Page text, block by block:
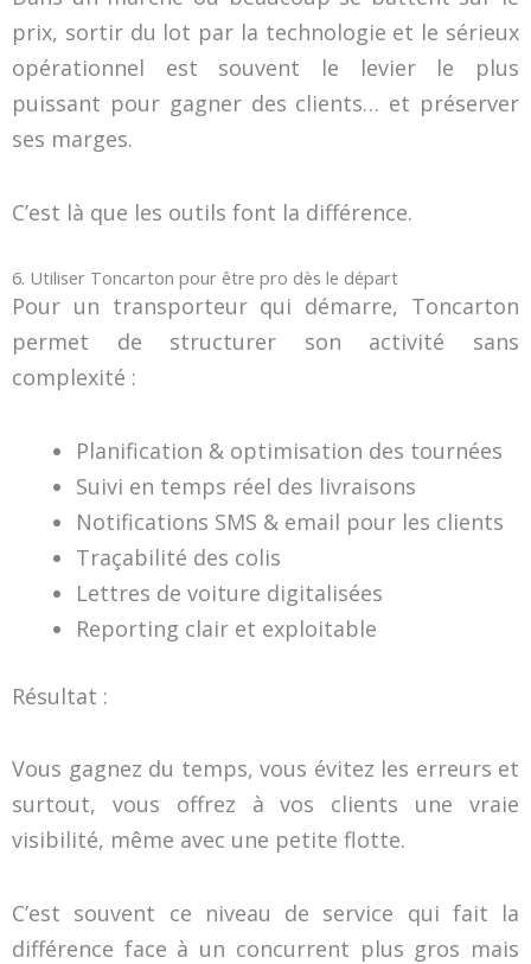
prix, sortir du lot par la technologie et le sérieux
opérationnel est souvent le levier le plus
puissant pour gagner des clients… et préserver
ses marges.
C’est là que les outils font la différence.
6. Utiliser Toncarton pour être pro dès le départ
Pour un transporteur qui démarre, Toncarton
permet de structurer son activité sans
complexité :
Planification & optimisation des tournées
Suivi en temps réel des livraisons
Notifications SMS & email pour les clients
Traçabilité des colis
Lettres de voiture digitalisées
Reporting clair et exploitable
Résultat :
Vous gagnez du temps, vous évitez les erreurs et
surtout, vous offrez à vos clients une vraie
visibilité, même avec une petite flotte.
C’est souvent ce niveau de service qui fait la
différence face à un concurrent plus gros mais